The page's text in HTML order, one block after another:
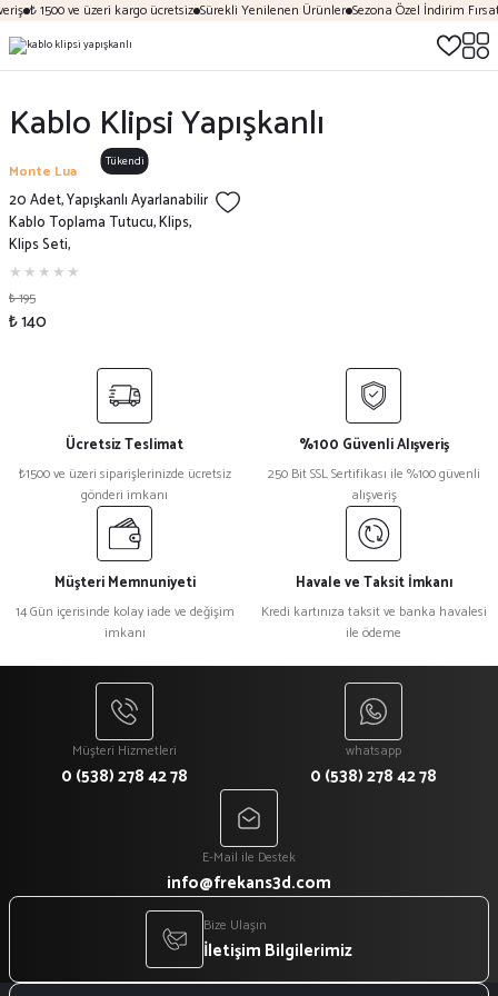
₺ 1500 ve üzeri kargo ücretsiz Sürekli Yenilenen Ürünler Sezona Özel İndirim
Kablo Klipsi Yapışkanlı
Tükendi
Monte Lua
20 Adet, Yapışkanlı Ayarlanabilir
Kablo Toplama Tutucu, Klips,
Klips Seti,
₺ 195
₺ 140
Ücretsiz Teslimat
₺1500 ve üzeri siparişlerinizde ücretsiz
gönderi imkanı
%100 Güvenli Alışveriş
250 Bit SSL Sertifikası ile %100 güvenli
alışveriş
Müşteri Memnuniyeti
14 Gün içerisinde kolay iade ve değişim
imkanı
Havale ve Taksit İmkanı
Kredi kartınıza taksit ve banka havalesi
ile ödeme
Müşteri Hizmetleri
0 (538) 278 42 78
whatsapp
0 (538) 278 42 78
E-Mail ile Destek
info@frekans3d.com
Bize Ulaşın
İletişim Bilgilerimiz